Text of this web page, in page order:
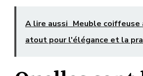
A lire aussi Meuble coiffeuse
atout pour l'élégance et la